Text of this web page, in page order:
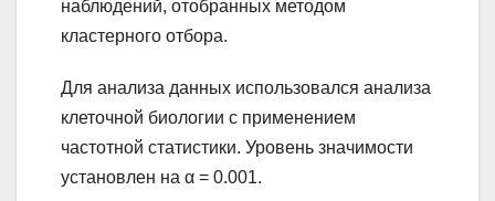
наблюдений, отобранных методом
кластерного отбора.
Для анализа данных использовался анализа
клеточной биологии с применением
частотной статистики. Уровень значимости
установлен на α = 0.001.